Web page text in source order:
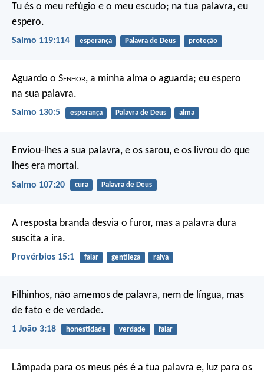
Tu és o meu refúgio e o meu escudo; na tua palavra, eu
espero.
Salmo 119:114 esperança Palavra de Deus proteção
Aguardo o Senhor, a minha alma o aguarda; eu espero
na sua palavra.
Salmo 130:5 esperança Palavra de Deus alma
Enviou-lhes a sua palavra, e os sarou, e os livrou do que
lhes era mortal.
Salmo 107:20 cura Palavra de Deus
A resposta branda desvia o furor, mas a palavra dura
suscita a ira.
Provérbios 15:1 falar gentileza raiva
Filhinhos, não amemos de palavra, nem de língua, mas
de fato e de verdade.
1 João 3:18 honestidade verdade falar
Lâmpada para os meus pés é a tua palavra e, luz para os